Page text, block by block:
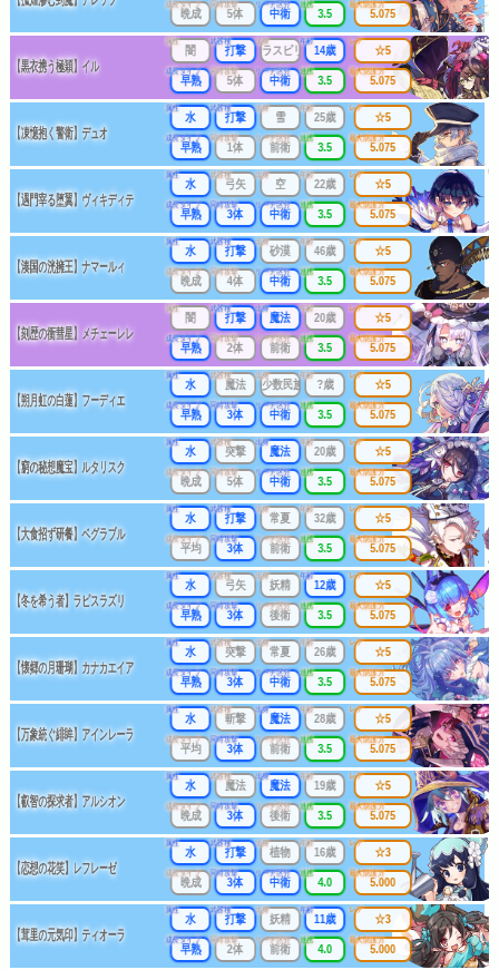
成長タイプ
晩成
同時攻撃
5体
リーチ区分
中衛
連携
3.5
最大防護力
5.075
【黒衣携う極穎】イル
属性
闇
武器種
打撃
出身
ラスピリ
年齢
14歳
成長タイプ
早熟
同時攻撃
5体
リーチ区分
中衛
連携
3.5
レア
☆5
最大防護力
5.075
【凍憶抱く警衛】デュオ
属性
水
武器種
打撃
出身
雪
年齢
25歳
成長タイプ
早熟
同時攻撃
1体
リーチ区分
前衛
連携
3.5
レア
☆5
最大防護力
5.075
【遇門宰る堕翼】ヴィキディテ
属性
水
武器種
弓矢
出身
空
年齢
22歳
成長タイプ
早熟
同時攻撃
3体
リーチ区分
中衛
連携
3.5
レア
☆5
最大防護力
5.075
【湊国の洸擁王】ナマールィ
属性
水
武器種
打撃
出身
砂漠
年齢
46歳
成長タイプ
晩成
同時攻撃
4体
リーチ区分
中衛
連携
3.5
レア
☆5
最大防護力
5.075
【刻歴の衝彗星】メチェーレレ
属性
闇
武器種
打撃
出身
魔法
年齢
20歳
成長タイプ
早熟
同時攻撃
2体
リーチ区分
前衛
連携
3.5
レア
☆5
最大防護力
5.075
【朔月虹の白蓮】フーディエ
属性
水
武器種
魔法
出身
少数民族
年齢
?歳
成長タイプ
早熟
同時攻撃
3体
リーチ区分
中衛
連携
3.5
レア
☆5
最大防護力
5.075
【窮の秘想魔宝】ルタリスク
属性
水
武器種
突撃
出身
魔法
年齢
20歳
成長タイプ
晩成
同時攻撃
5体
リーチ区分
中衛
連携
3.5
レア
☆5
最大防護力
5.075
【大食招ず研餐】ベグラブル
属性
水
武器種
打撃
出身
常夏
年齢
32歳
成長タイプ
平均
同時攻撃
3体
リーチ区分
前衛
連携
3.5
レア
☆5
最大防護力
5.075
【冬を希う者】ラピスラズリ
属性
水
武器種
弓矢
出身
妖精
年齢
12歳
成長タイプ
早熟
同時攻撃
3体
リーチ区分
後衛
連携
3.5
レア
☆5
最大防護力
5.075
【懐郷の月珊瑚】カナカエイア
属性
水
武器種
突撃
出身
常夏
年齢
26歳
成長タイプ
早熟
同時攻撃
3体
リーチ区分
中衛
連携
3.5
レア
☆5
最大防護力
5.075
【万象統ぐ緋眸】アインレーラ
属性
水
武器種
斬撃
出身
魔法
年齢
28歳
成長タイプ
平均
同時攻撃
3体
リーチ区分
前衛
連携
3.5
レア
☆5
最大防護力
5.075
【叡智の探求者】アルシオン
属性
水
武器種
魔法
出身
魔法
年齢
19歳
成長タイプ
晩成
同時攻撃
3体
リーチ区分
後衛
連携
3.5
レア
☆5
最大防護力
5.075
【恋想の花笑】レフレーゼ
属性
水
武器種
打撃
出身
植物
年齢
16歳
成長タイプ
晩成
同時攻撃
3体
リーチ区分
中衛
連携
4.0
レア
☆3
最大防護力
5.000
【茸里の元気印】ティオーラ
属性
水
武器種
打撃
出身
妖精
年齢
11歳
成長タイプ
早熟
同時攻撃
2体
リーチ区分
前衛
連携
4.0
レア
☆3
最大防護力
5.000